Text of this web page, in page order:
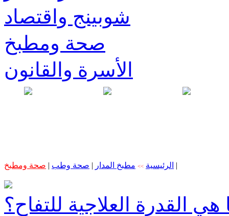
شوبينج واقتصاد
صحة ومطبخ
الأسرة والقانون
الرئيسية >> مطبخ المدار | صحة وطب | صحة ومطبخ |
هي القدرة العلاجية للتفاح؟